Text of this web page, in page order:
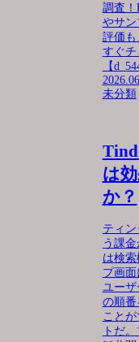
調査！
やサン
評価も
すぐチ
【
未分類
は
か？
ティ
う課
は検
プ画
ユーザ
の順番
こと
トだ